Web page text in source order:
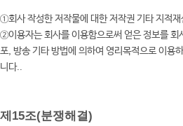
①회사 작성한 저작물에 대한 저작권 기타 지적
②이용자는 회사를 이용함으로써 얻은 정보를 회
포, 방송 기타 방법에 의하여 영리목적으로 이용
니다..
제15조(분쟁해결)